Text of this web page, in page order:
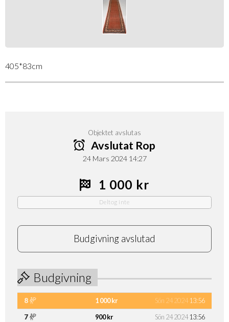
405*83cm
Objektet avslutas
Avslutat Rop
24 Mars 2024 14:27
1 000 kr
Deltog inte
Budgivning avslutad
Budgivning
8 1 000 kr Sön 24 202413:56
7
900 kr Sön 24 202413:56